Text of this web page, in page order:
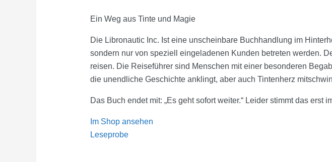
Ein Weg aus Tinte und Magie
Die Libronautic Inc. Ist eine unscheinbare Buchhandlung im
sondern nur von speziell eingeladenen Kunden betreten werden.
reisen. Die Reiseführer sind Menschen mit einer besonderen
die unendliche Geschichte anklingt, aber auch Tintenherz
Das Buch endet mit: „Es geht sofort weiter.“ Leider stimmt das
Im Shop ansehen
Leseprobe